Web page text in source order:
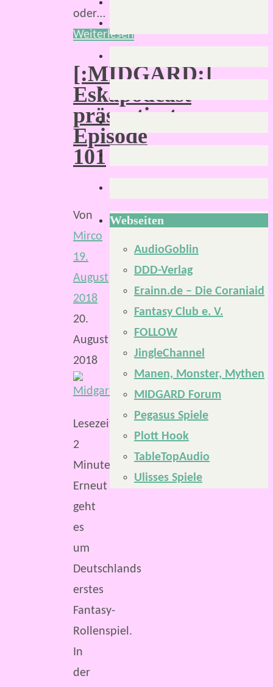
oder…
Weiterlesen
[:MIDGARD:]
Eskapodcast
präsentiert
Episode
101
Von
Mirco
19.
August
2018
20.
August
2018
Lesezeit:
2
Minuten
Erneut
geht
es
um
Deutschlands
erstes
Fantasy-
Rollenspiel.
In
der
Webseiten
AudioGoblin
DDD-Verlag
Erainn.de – Die Coraniaid
Fantasy Club e. V.
FOLLOW
JingleChannel
Manen, Monster, Mythen
MIDGARD Forum
Pegasus Spiele
Plott Hook
TableTopAudio
Ulisses Spiele